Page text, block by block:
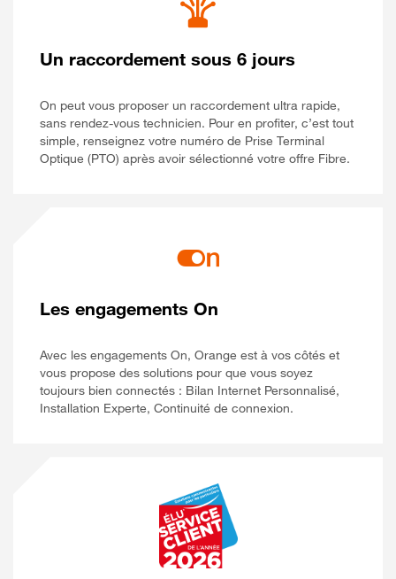
Un raccordement sous 6 jours
On peut vous proposer un raccordement ultra rapide,
sans rendez-vous technicien. Pour en profiter, c’est tout
simple, renseignez votre numéro de Prise Terminal
Optique (PTO) après avoir sélectionné votre offre Fibre.
Les engagements On
Avec les engagements On, Orange est à vos côtés et
vous propose des solutions pour que vous soyez
toujours bien connectés : Bilan Internet Personnalisé,
Installation Experte, Continuité de connexion.